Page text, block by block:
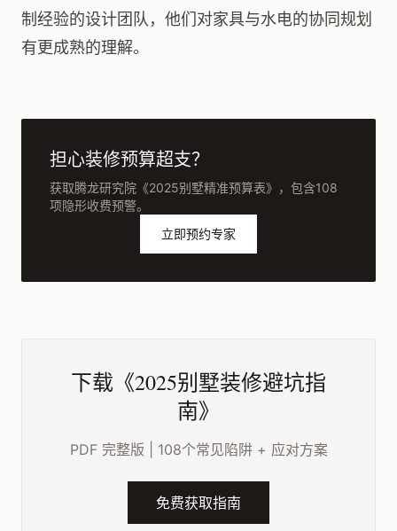
制经验的设计团队，他们对家具与水电的协同规划
有更成熟的理解。
担心装修预算超支？
获取腾龙研究院《2025别墅精准预算表》，包含108
项隐形收费预警。
立即预约专家
下载《2025别墅装修避坑指
南》
PDF 完整版 | 108个常见陷阱 + 应对方案
免费获取指南